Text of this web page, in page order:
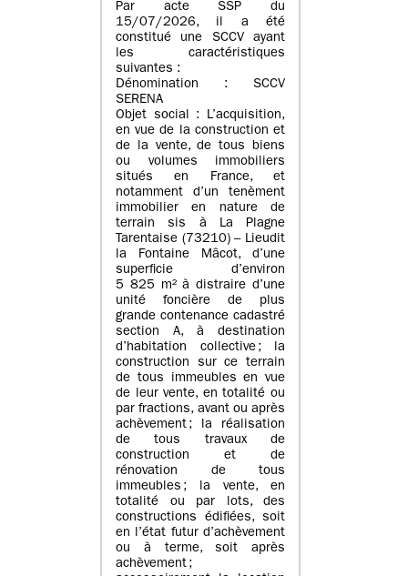
Par acte SSP du
15/07/2026, il a été
constitué une SCCV ayant
les caractéristiques
suivantes :
Dénomination : SCCV
SERENA
Objet social : L’acquisition,
en vue de la construction et
de la vente, de tous biens
ou volumes immobiliers
situés en France, et
notamment d’un tenèment
immobilier en nature de
terrain sis à La Plagne
Tarentaise (73210) – Lieudit
la Fontaine Mâcot, d’une
superficie d’environ
5 825 m² à distraire d’une
unité foncière de plus
grande contenance cadastré
section A, à destination
d’habitation collective ; la
construction sur ce terrain
de tous immeubles en vue
de leur vente, en totalité ou
par fractions, avant ou après
achèvement ; la réalisation
de tous travaux de
construction et de
rénovation de tous
immeubles ; la vente, en
totalité ou par lots, des
constructions édifiées, soit
en l’état futur d’achèvement
ou à terme, soit après
achèvement ;